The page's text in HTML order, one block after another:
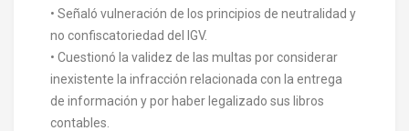
• Señaló vulneración de los principios de neutralidad y
no confiscatoriedad del IGV.
• Cuestionó la validez de las multas por considerar
inexistente la infracción relacionada con la entrega
de información y por haber legalizado sus libros
contables.